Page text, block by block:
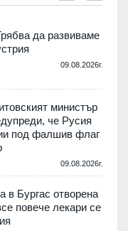
да развиваме
09.08.2026г.
министър
че Русия
под фалшив флаг
09.08.2026г.
в Бургас отворена
повече лекари се